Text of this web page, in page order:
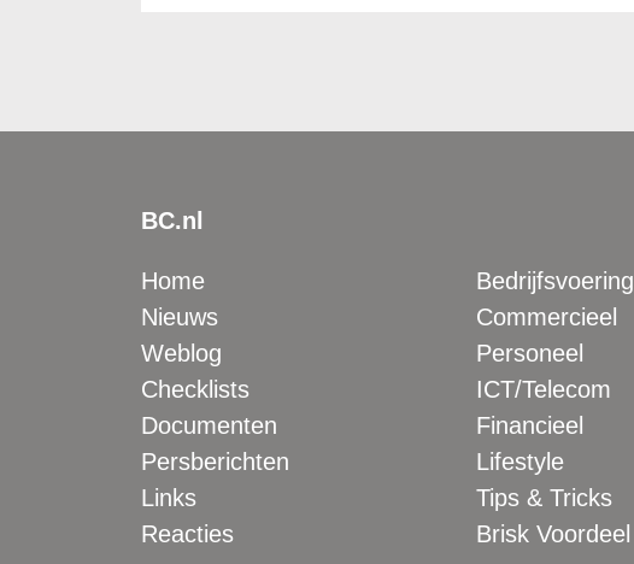
BC.nl
Home
Nieuws
Weblog
Checklists
Documenten
Persberichten
Links
Reacties
Bedrijfsvoering
Commercieel
Personeel
ICT/Telecom
Financieel
Lifestyle
Tips & Tricks
Brisk Voordeel